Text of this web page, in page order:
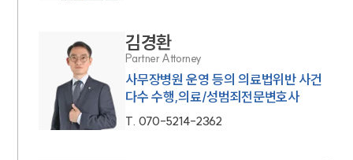
김경환
Partner Attorney
사무장병원 운영 등의 의료법위반 사건
다수 수행,의료/성범죄전문변호사
T. 070-5214-2362